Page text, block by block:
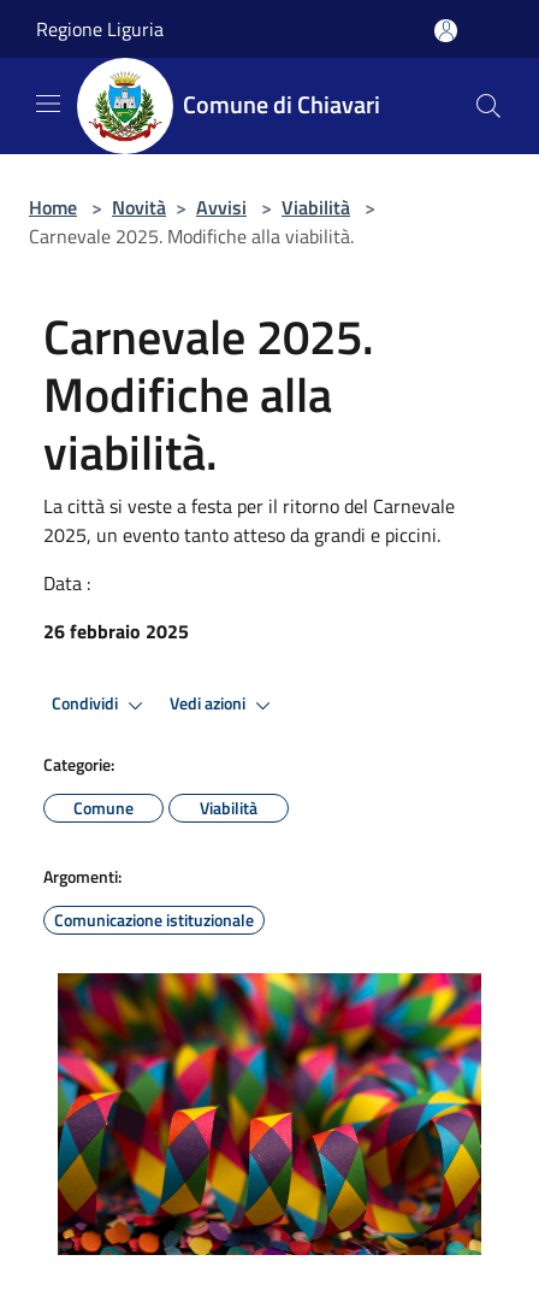
Regione Liguria
Comune di Chiavari
Home > Novità > Avvisi > Viabilità >
Carnevale 2025. Modifiche alla viabilità.
Carnevale 2025.
Modifiche alla
viabilità.
La città si veste a festa per il ritorno del Carnevale
2025, un evento tanto atteso da grandi e piccini.
Data :
26 febbraio 2025
Condividi Vedi azioni
Categorie:
Comune
Viabilità
Argomenti:
Comunicazione istituzionale